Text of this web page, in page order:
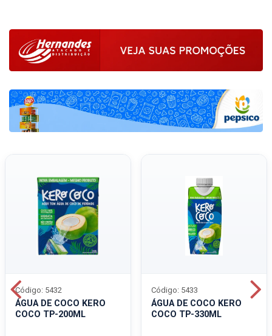
ÁGUA DE COCO KERO
COCO TP-200ML
Código: 5432
ÁGUA DE COCO KERO
COCO TP-330ML
Código: 5433